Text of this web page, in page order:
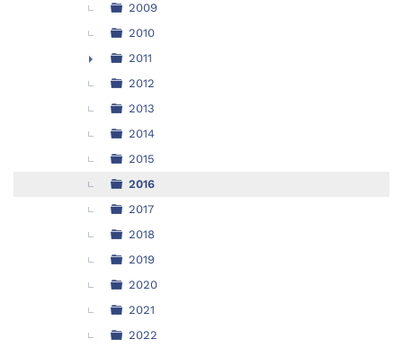
►
2009
2010
►
2011
2012
2013
2014
2015
2016
2017
2018
2019
2020
2021
2022